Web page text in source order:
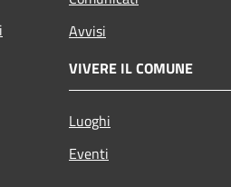
Avvisi
VIVERE IL COMUNE
Luoghi
Eventi